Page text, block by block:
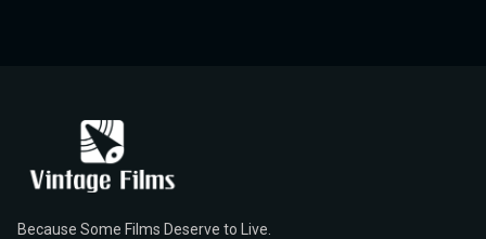
Because Some Films Deserve to Live.